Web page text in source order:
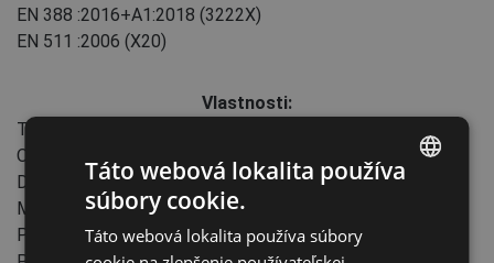
EN 388 :2016+A1:2018 (3222X)
EN 511 :2006 (X20)
Vlastnosti:
Typ manžety: knitwrist
Oblasť máčania: Úplny
Druhá oblasť máčania: Dlaň, Prsty, Palec
Mierka: Outer 13 GG & Inner 10 GG
Priemysel: Poľnohospodárstvo, lesníctvo, rybolov, Stavba,
CZECH
Táto webová lokalita používa
súbory cookie.
Táto webová lokalita používa súbory